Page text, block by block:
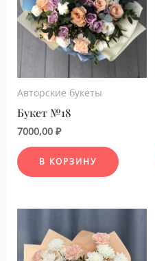
Авторские букеты
Букет №18
7000,00 ₽
В КОРЗИНУ